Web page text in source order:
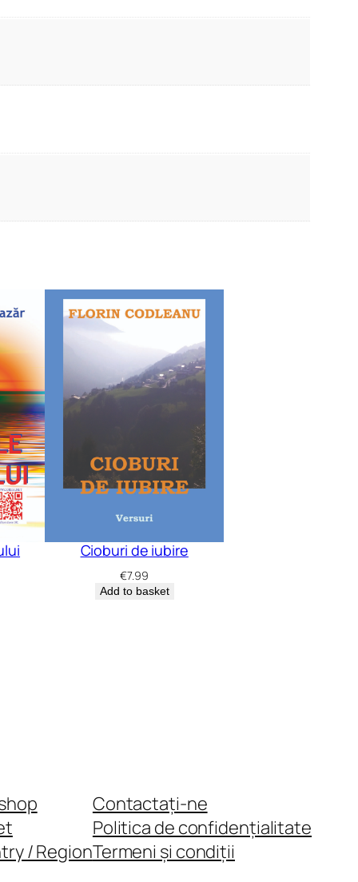
Cioburi de iubire
€7.99
Add to basket
/ Region
Contactați-ne
Politica de confidențialitate
Termeni și condiții